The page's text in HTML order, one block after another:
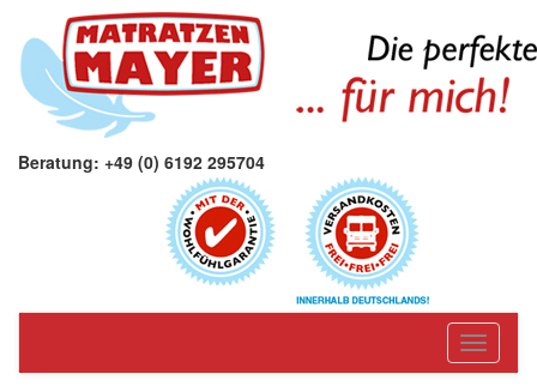
Beratung: +49 (0) 6192 295704
Toggle